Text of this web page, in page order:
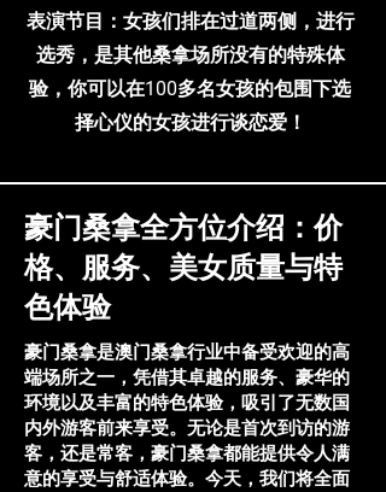
表演节目：女孩们排在过道两侧，进行
选秀，是其他桑拿场所没有的特殊体
验，你可以在100多名女孩的包围下选
择心仪的女孩进行谈恋爱！
豪门桑拿全方位介绍：价
格、服务、美女质量与特
色体验
豪门桑拿是澳门桑拿行业中备受欢迎的高
端场所之一，凭借其卓越的服务、豪华的
环境以及丰富的特色体验，吸引了无数国
内外游客前来享受。无论是首次到访的游
客，还是常客，豪门桑拿都能提供令人满
意的享受与舒适体验。今天，我们将全面